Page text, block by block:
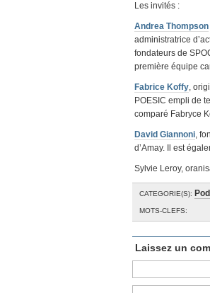
Les invités :
Andrea Thompson
administratrice
fondateurs de
première équipe
Fabrice Koffy,
POESIC empli de
comparé Fabryce
David Giannoni,
d’Amay. Il est
Sylvie Leroy,
CATEGORIE(S):
MOTS-CLEFS:
Laissez un